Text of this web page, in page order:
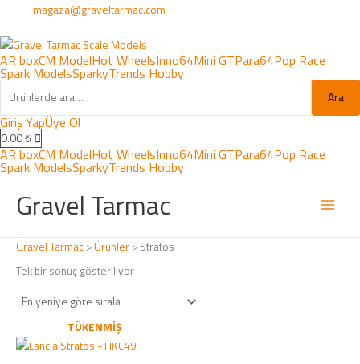
magaza@graveltarmac.com
AR boxCM ModelHot WheelsInno64Mini GTPara64Pop Race
Spark ModelsSparkyTrends Hobby
Ara
Giriş YapÜye Ol
0.00₺
AR boxCM ModelHot WheelsInno64Mini GTPara64Pop Race
Spark ModelsSparkyTrends Hobby
Gravel Tarmac
Gravel Tarmac >Ürünler > Stratos
Tek bir sonuç gösteriliyor
TÜKENMIŞ